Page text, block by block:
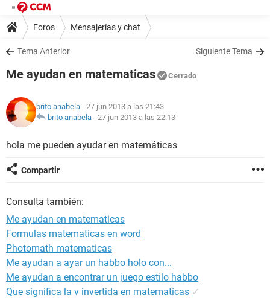
Foros Mensajerías y chat
Tema Anterior Siguiente Tema
Me ayudan en matematicas Cerrado
brito anabela - 27 jun 2013 a las 21:43
brito anabela - 27 jun 2013 a las 22:13
hola me pueden ayudar en matemáticas
Compartir
Consulta también:
Me ayudan en matematicas
Formulas matematicas en word
Photomath matematicas
Me ayudan a ayar un habbo holo con...
Me ayudan a encontrar un juego estilo habbo
Que significa la v invertida en matematicas ✓